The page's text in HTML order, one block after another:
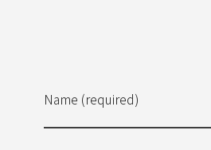
Name (required)